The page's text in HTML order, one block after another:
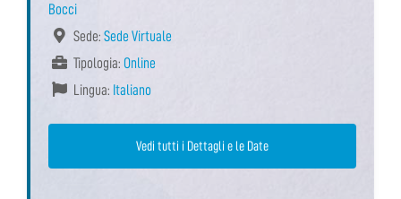
Bocci
Sede: Sede Virtuale
Tipologia: Online
Lingua: Italiano
Vedi tutti i Dettagli e le Date